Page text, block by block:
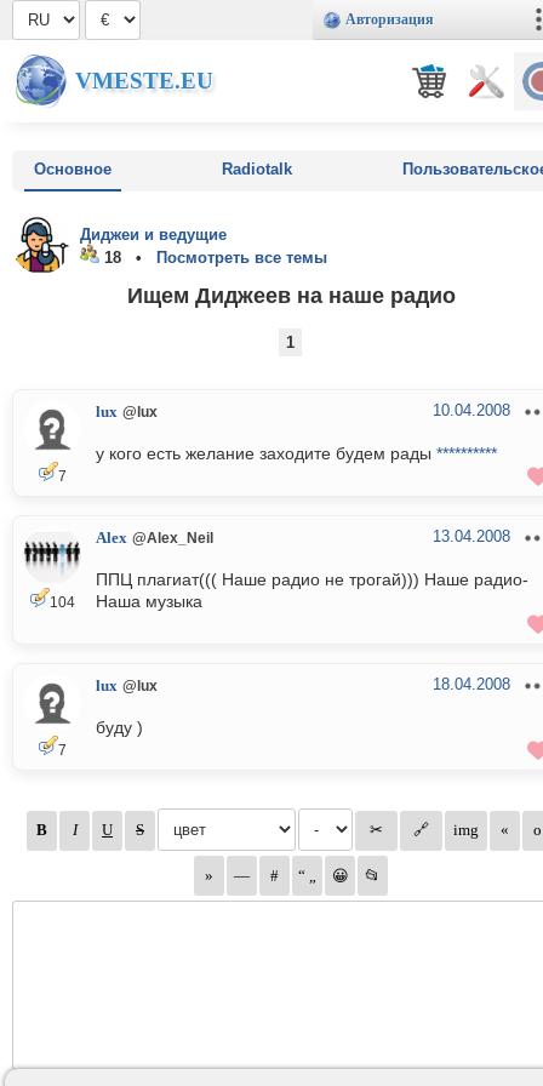
Авторизация
VMESTE.EU
Основное Radiotalk
Диджеи и ведущие
18 •
Посмотреть все темы
Ищем Диджеев на наше радио
1
7
lux @lux 10.04.2008
у кого есть желание заходите будем рады **********
104
Alex @Alex_Neil 13.04.2008
ППЦ плагиат((( Наше радио не трогай))) Наше радио-
Наша музыка
7
lux @lux 18.04.2008
буду )